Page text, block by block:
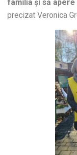
familia și să
precizat Veronica